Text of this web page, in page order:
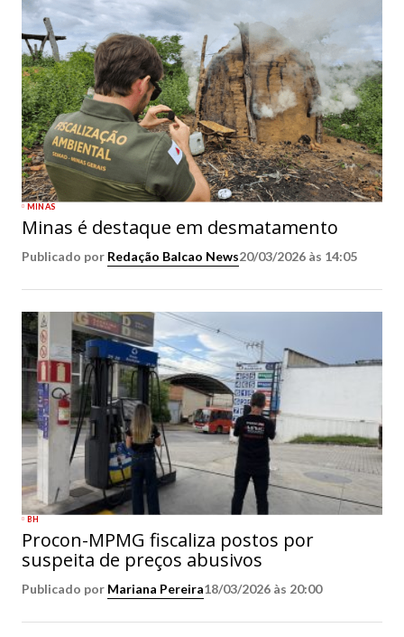
MINAS
Minas é destaque em desmatamento
Publicado por Redação Balcao News20/03/2026 às 14:05
BH
Procon-MPMG fiscaliza postos por
suspeita de preços abusivos
Publicado por Mariana Pereira18/03/2026 às 20:00